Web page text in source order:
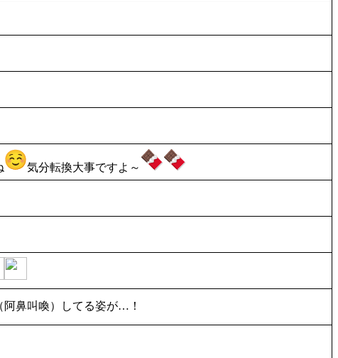
気分転換大事ですよ～
鼻叫喚）してる姿が…！